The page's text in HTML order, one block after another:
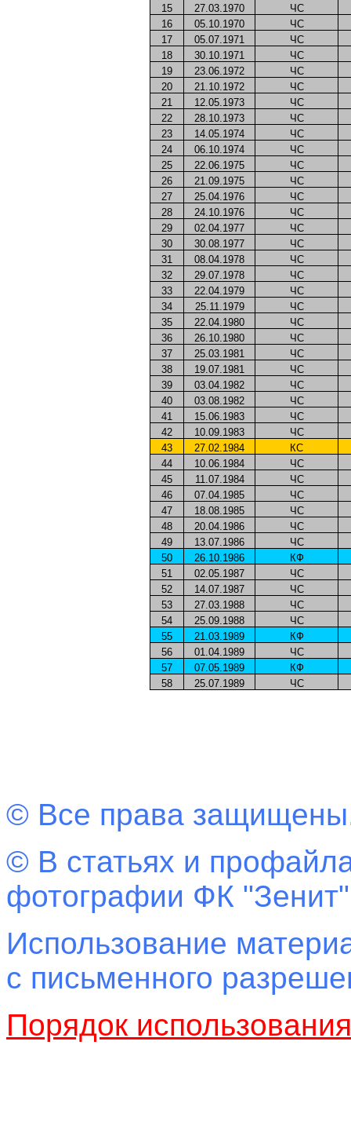
15 27.03.1970
ЧС
16
05.10.1970
ЧС
17
05.07.1971
ЧС
18
30.10.1971
ЧС
19
23.06.1972
ЧС
20
21.10.1972
ЧС
21
12.05.1973
ЧС
22
28.10.1973
ЧС
23
14.05.1974
ЧС
24
06.10.1974
ЧС
25
22.06.1975
ЧС
26
21.09.1975
ЧС
27
25.04.1976
ЧС
28
24.10.1976
ЧС
29
02.04.1977
ЧС
30
30.08.1977
ЧС
31
08.04.1978
ЧС
32
29.07.1978
ЧС
33
22.04.1979
ЧС
34
25.11.1979
ЧС
35
22.04.1980
ЧС
36
26.10.1980
ЧС
37
25.03.1981
ЧС
38
19.07.1981
ЧС
39
03.04.1982
ЧС
40
03.08.1982
ЧС
41
15.06.1983
ЧС
42
10.09.1983
ЧС
43
27.02.1984
КС
44
10.06.1984
ЧС
45
11.07.1984
ЧС
46
07.04.1985
ЧС
47
18.08.1985
ЧС
48
20.04.1986
ЧС
49
13.07.1986
ЧС
50
26.10.1986
КФ
51
02.05.1987
ЧС
52
14.07.1987
ЧС
53
27.03.1988
ЧС
54
25.09.1988
ЧС
55
21.03.1989
КФ
56
01.04.1989
ЧС
57
07.05.1989
КФ
58
25.07.1989 ЧС
© Все права
© В статьях и
фотографии ФК
Использование
с письменного
Порядок